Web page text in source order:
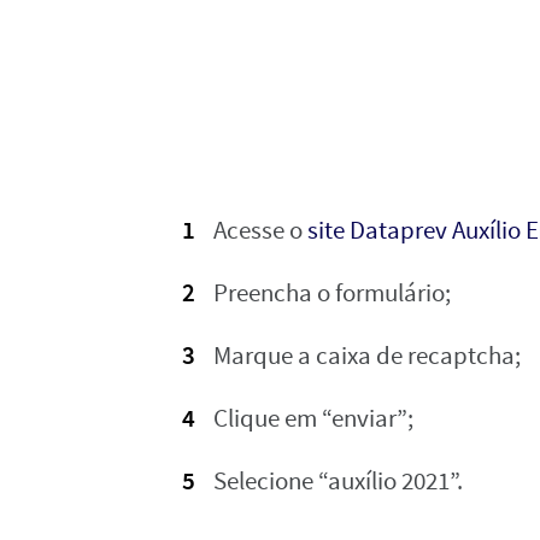
Acesse osite Dataprev Auxílio
Preencha o formulário;
Marque a caixa de recaptcha;
Clique em “enviar”;
Selecione “auxílio 2021”.